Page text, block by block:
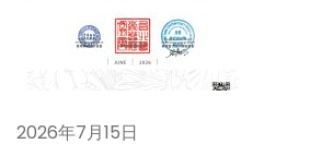
C
2026年7月15日